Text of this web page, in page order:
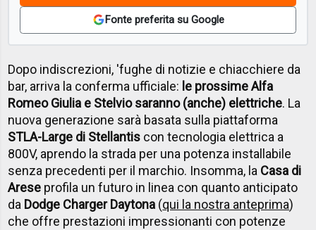
Fonte preferita su Google
Dopo indiscrezioni, 'fughe di notizie e chiacchiere da
bar, arriva la conferma ufficiale: le prossime Alfa
Romeo Giulia e Stelvio saranno (anche) elettriche. La
nuova generazione sarà basata sulla piattaforma
STLA-Large di Stellantis con tecnologia elettrica a
800V, aprendo la strada per una potenza installabile
senza precedenti per il marchio. Insomma, la Casa di
Arese profila un futuro in linea con quanto anticipato
da Dodge Charger Daytona (qui la nostra anteprima)
che offre prestazioni impressionanti con potenze